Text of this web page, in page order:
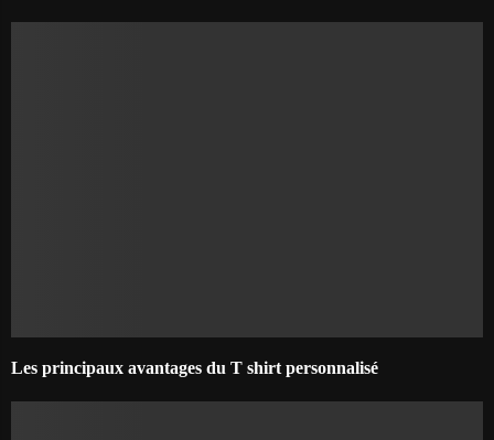
Les principaux avantages du T shirt personnalisé